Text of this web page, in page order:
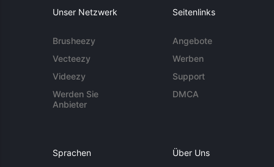
Unser Netzwerk
Brusheezy
Vecteezy
Videezy
Werden Sie
Anbieter
Seitenlinks
Angebote
Werben
Support
DMCA
Sprachen Über Uns